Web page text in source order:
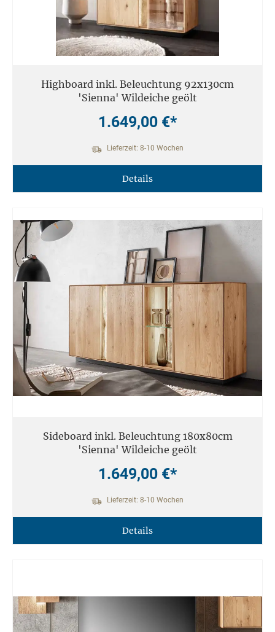
Highboard inkl. Beleuchtung 92x130cm
'Sienna' Wildeiche geölt
1.649,00 €*
Lieferzeit: 8-10 Wochen
Details
Sideboard inkl. Beleuchtung 180x80cm
'Sienna' Wildeiche geölt
1.649,00 €*
Lieferzeit: 8-10 Wochen
Details